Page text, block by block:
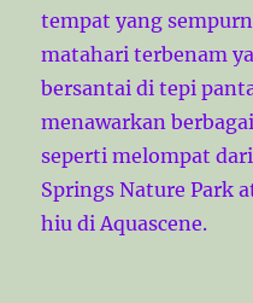
tempat yang
matahari terbenam
bersantai di tepi
menawarkan
seperti melompat
Springs Nature Park
hiu di Aquascene.